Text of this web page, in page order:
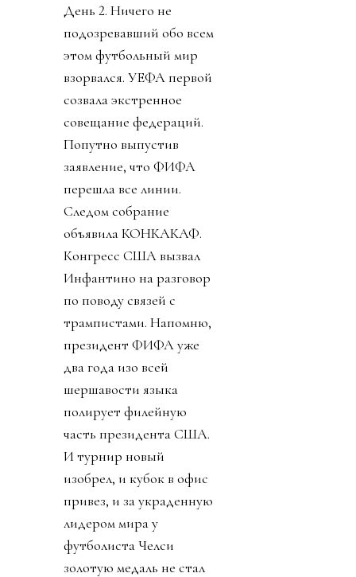
День 2. Ничего не
подозревавший обо всем
этом футбольный мир
взорвался. УЕФА первой
созвала экстренное
совещание федераций.
Попутно выпустив
заявление, что ФИФА
перешла все линии.
Следом собрание
объявила КОНКАКАФ.
Конгресс США вызвал
Инфантино на разговор
по поводу связей с
трампистами. Напомню,
президент ФИФА уже
два года изо всей
шершавости языка
полирует филейную
часть президента США.
И турнир новый
изобрел, и кубок в офис
привез, и за украденную
лидером мира у
футболиста Челси
золотую медаль не стал